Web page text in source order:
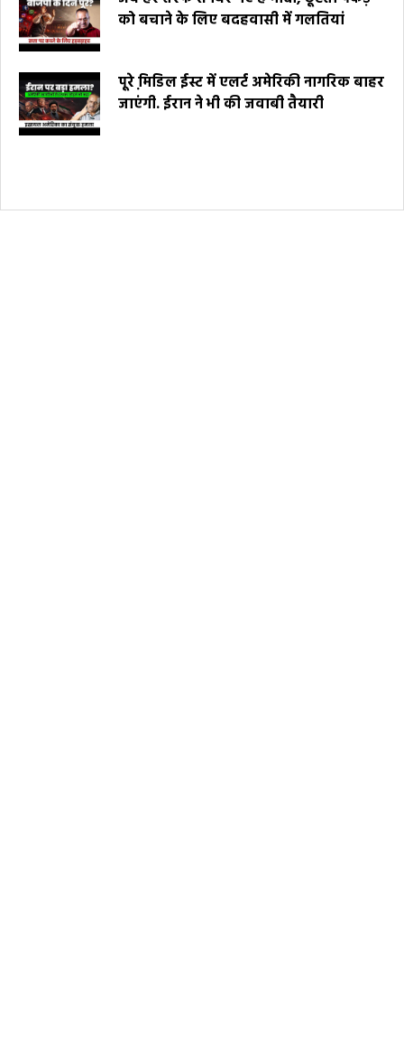
को बचाने के लिए बदहवासी में गलतियां
पूरे मि़डिल ईस्ट में एलर्ट अमेरिकी नागरिक बाहर
जाएंगी. ईरान ने भी की जवाबी तैयारी